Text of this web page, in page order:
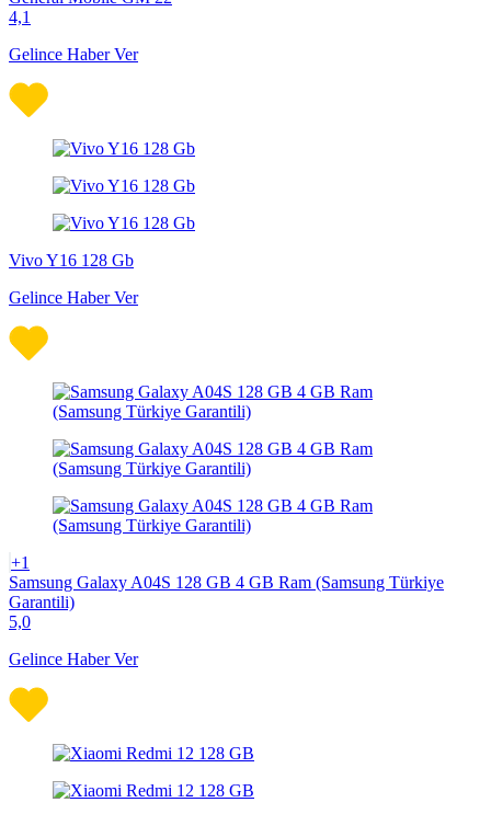
4,1
Gelince Haber Ver
Vivo Y16 128 Gb
Gelince Haber Ver
+1
Samsung Galaxy A04S 128 GB 4 GB Ram (Samsung Türkiye
Garantili)
5,0
Gelince Haber Ver